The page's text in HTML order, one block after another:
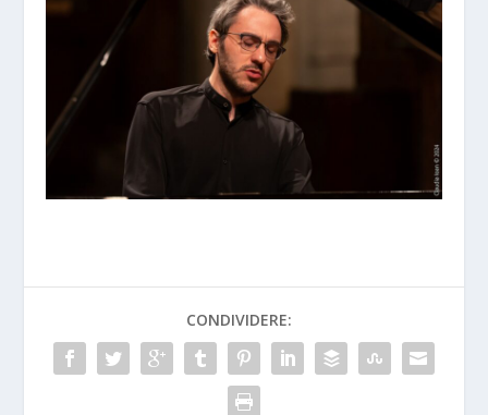
CONDIVIDERE: